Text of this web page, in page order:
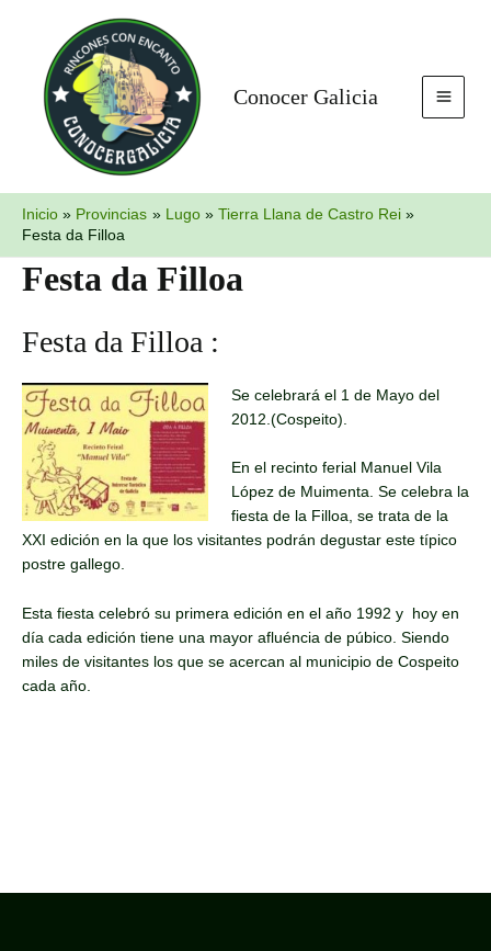
contenido
Conocer Galicia
Inicio Provincias Lugo
Tierra Llana de Castro Rei
Festa da Filloa
Festa da Filloa
Festa da Filloa :
Se celebrará el 1 de Mayo del
2012.(Cospeito).
En el recinto ferial Manuel Vila
López de Muimenta. Se celebra la
fiesta de la Filloa, se trata de la
XXI edición en la que los visitantes podrán degustar este típico
postre gallego.
Esta fiesta celebró su primera edición en el año 1992 y hoy en
día cada edición tiene una mayor afluéncia de púbico. Siendo
miles de visitantes los que se acercan al municipio de Cospeito
cada año.